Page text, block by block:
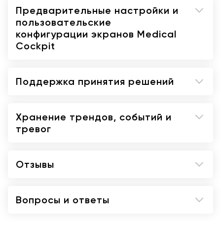
Предварительные настройки и
пользовательские
конфигурации экранов Medical
Cockpit
Поддержка принятия решений
Хранение трендов, событий и
тревог
Отзывы
Вопросы и ответы